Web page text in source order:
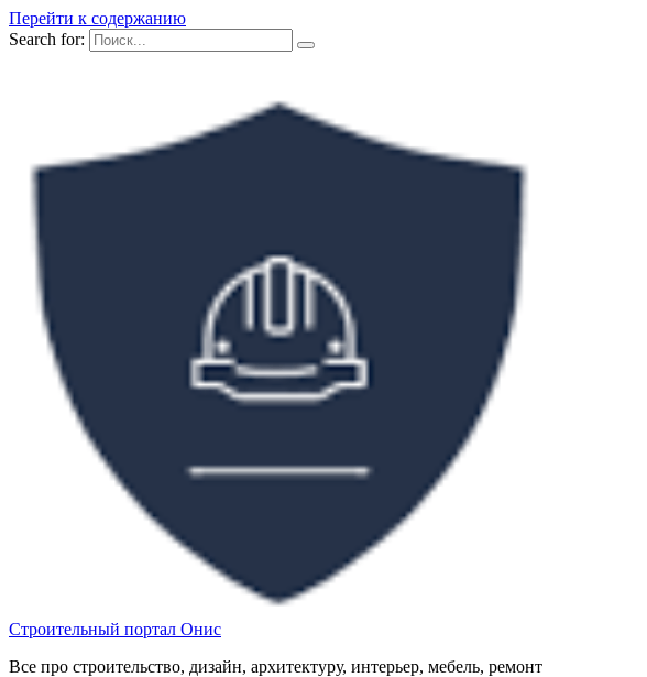
Перейти к содержанию
Search for:
Строительный портал Онис
Все про строительство, дизайн, архитектуру, интерьер, мебель, ремонт